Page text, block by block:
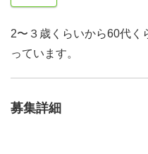
2〜３歳くらいから60代く
っています。
募集詳細